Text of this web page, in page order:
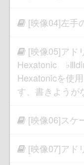
[映像04]左手
[映像05]アド
Hexatonic
Hexatonicを使
す、書きようが
[映像06]スケ
[映像07]アド